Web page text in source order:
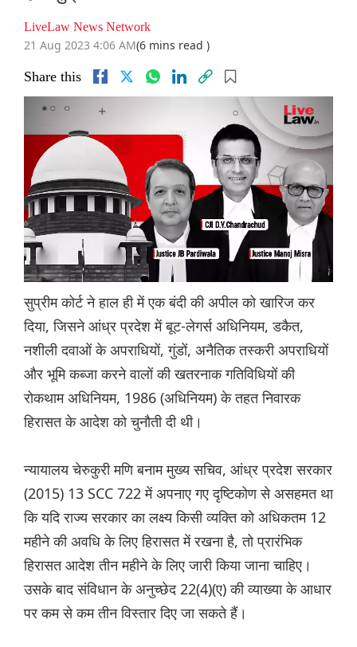
LiveLaw News Network
21 Aug 2023 4:06 AM(6 mins read )
Share this
सुप्रीम कोर्ट ने हाल ही में एक बंदी की अपील को खारिज कर
दिया, जिसने आंध्र प्रदेश में बूट-लेगर्स अधिनियम, डकैत,
नशीली दवाओं के अपराधियों, गुंडों, अनैतिक तस्करी अपराधियों
और भूमि कब्जा करने वालों की खतरनाक गतिविधियों की
रोकथाम अधिनियम, 1986 (अधिनियम) के तहत निवारक
हिरासत के आदेश को चुनौती दी थी।
न्यायालय चेरुकुरी मणि बनाम मुख्य सचिव, आंध्र प्रदेश सरकार
(2015) 13 SCC 722 में अपनाए गए दृष्टिकोण से असहमत था
कि यदि राज्य सरकार का लक्ष्य किसी व्यक्ति को अधिकतम 12
महीने की अवधि के लिए हिरासत में रखना है, तो प्रारंभिक
हिरासत आदेश तीन महीने के लिए जारी किया जाना चाहिए।
उसके बाद संविधान के अनुच्छेद 22(4)(ए) की व्याख्या के आधार
पर कम से कम तीन विस्तार दिए जा सकते हैं।